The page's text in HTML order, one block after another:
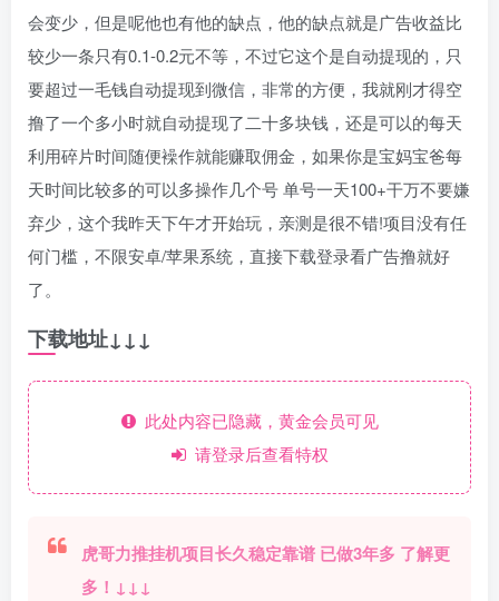
会变少，但是呢他也有他的缺点，他的缺点就是广告收益比
较少一条只有0.1-0.2元不等，不过它这个是自动提现的，只
要超过一毛钱自动提现到微信，非常的方便，我就刚才得空
撸了一个多小时就自动提现了二十多块钱，还是可以的每天
利用碎片时间随便襙作就能赚取佣金，如果你是宝妈宝爸每
天时间比较多的可以多操作几个号 单号一天100+干万不要嫌
弃少，这个我昨天下午才开始玩，亲测是很不错!项目没有任
何门槛，不限安卓/苹果系统，直接下载登录看广告撸就好
了。
下载地址↓↓↓
此处内容已隐藏，黄金会员可见
请登录后查看特权
虎哥力推挂机项目长久稳定靠谱 已做3年多 了解更
多！↓↓↓